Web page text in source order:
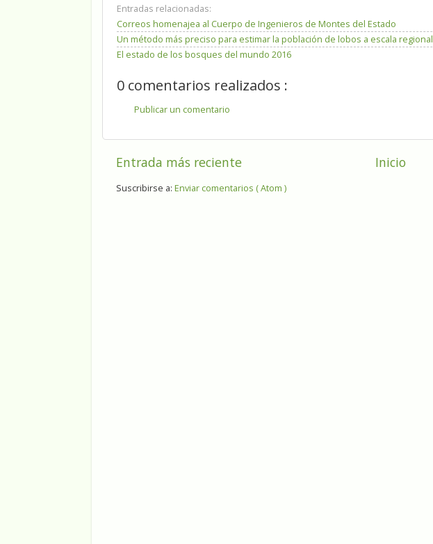
Entradas relacionadas:
Correos homenajea al Cuerpo de Ingenieros de Montes del Estado
Un método más preciso para estimar la población de lobos a escala regional
El estado de los bosques del mundo 2016
0 comentarios realizados :
Publicar un comentario
Entrada más reciente Inicio
Suscribirse a: Enviar comentarios ( Atom )